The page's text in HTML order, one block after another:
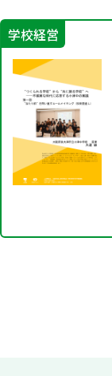
学校経営